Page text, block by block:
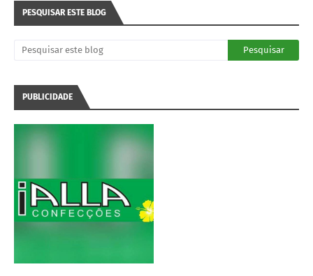
PESQUISAR ESTE BLOG
PUBLICIDADE